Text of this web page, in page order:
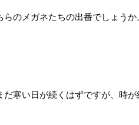
のメガネたちの出番でしょうか。
だ寒い日が続くはずですが、時が